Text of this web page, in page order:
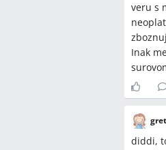
veru s
Inak
diddi,